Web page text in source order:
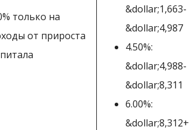
только на
от прироста
&dollar;1,663-
&dollar;4,987
4.50%:
&dollar;4,988-
&dollar;8,311
6.00%:
&dollar;8,312+